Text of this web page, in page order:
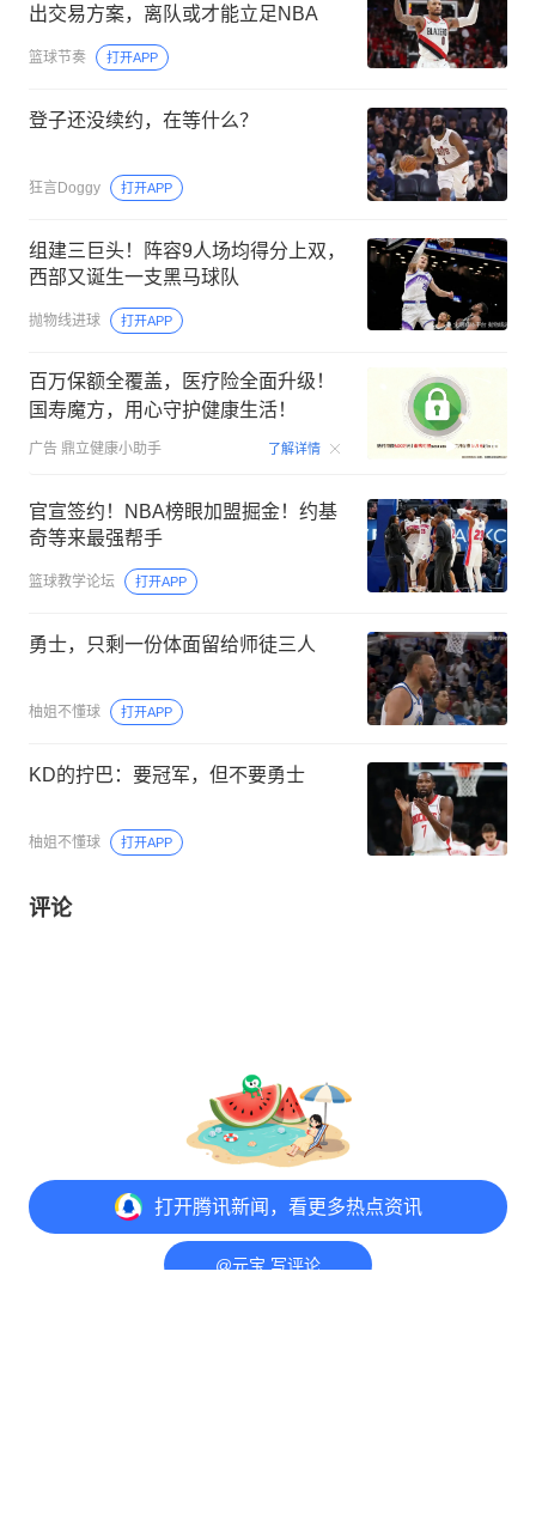
打开腾讯新闻，看更多热点资讯
出交易方案，离队或才能立足NBA
篮球节奏 打开APP
登子还没续约，在等什么？
狂言Doggy 打开APP
组建三巨头！阵容9人场均得分上双，
西部又诞生一支黑马球队
抛物线进球 打开APP
百万保额全覆盖，医疗险全面升级！
国寿魔方，用心守护健康生活！
广告 鼎立健康小助手 了解详情 00:06
官宣签约！NBA榜眼加盟掘金！约基
奇等来最强帮手
篮球教学论坛 打开APP
勇士，只剩一份体面留给师徒三人
柚姐不懂球 打开APP
KD的拧巴：要冠军，但不要勇士
柚姐不懂球 打开APP
评论
@元宝 写评论